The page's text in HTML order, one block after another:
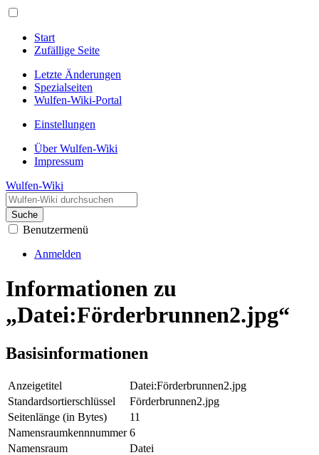
Start
Zufällige Seite
Letzte Änderungen
Spezialseiten
Wulfen-Wiki-Portal
Einstellungen
Über Wulfen-Wiki
Impressum
Wulfen-Wiki
Suche
Benutzermenü
Anmelden
Informationen zu
„Datei:Förderbrunnen2.jpg“
Basisinformationen
Anzeigetitel
Datei:Förderbrunnen2.jpg
Standardsortierschlüssel
Förderbrunnen2.jpg
Seitenlänge (in Bytes)
11
Namensraumkennnummer 6
Namensraum
Datei